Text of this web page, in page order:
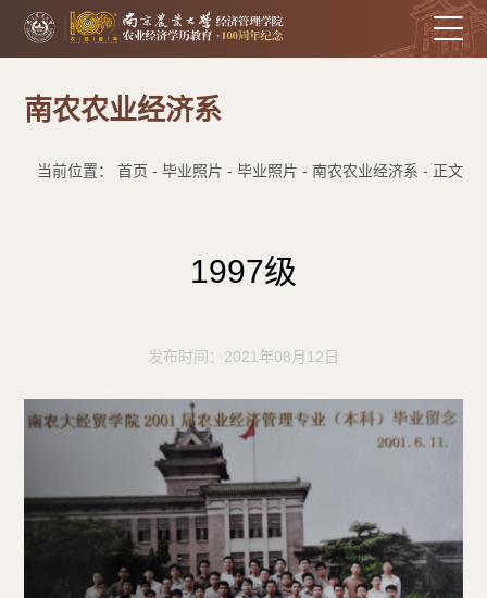
南农农业经济系
当前位置： 首页 - 毕业照片 - 毕业照片 - 南农农业经济系 - 正文
1997级
发布时间：2021年08月12日